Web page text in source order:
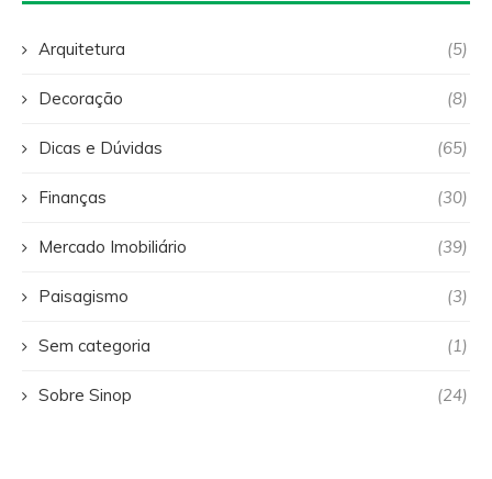
Arquitetura (5)
Decoração (8)
Dicas e Dúvidas (65)
Finanças (30)
Mercado Imobiliário (39)
Paisagismo (3)
Sem categoria (1)
Sobre Sinop (24)